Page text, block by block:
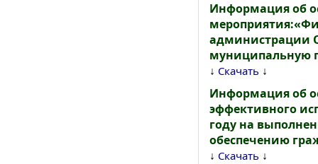
Информация об
администрации
муниципальную
↓ Скачать ↓
Информация об
эффективного
году на
обеспечению
↓ Скачать ↓